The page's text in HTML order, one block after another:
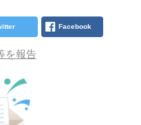
Facebook
を報告